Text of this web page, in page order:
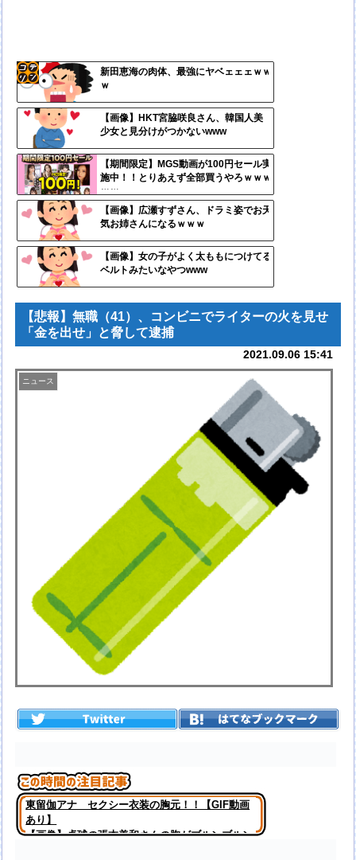
新田恵海の肉体、最強にヤベェェェｗｗ
ｗ
【画像】HKT宮脇咲良さん、韓国人美
少女と見分けがつかないwww
【期間限定】MGS動画が100円セール実
施中！！とりあえず全部買うやろｗｗｗ
ｗｗ
【画像】広瀬すずさん、ドラミ姿でお天
気お姉さんになるｗｗｗ
【画像】女の子がよく太ももにつけてる
ベルトみたいなやつwww
リン
定リ
ンク
ツー
【悲報】無職（41）、コンビニでライターの火を見せ
「金を出せ」と脅して逮捕
2021.09.06 15:41
ニュース
東留伽アナ セクシー衣装の胸元！！【GIF動画
あり】
【画像】卓球の張本美和さんの胸がブルンブルン